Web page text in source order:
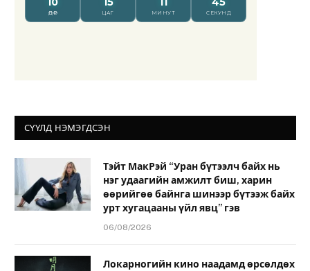
СҮҮЛД НЭМЭГДСЭН
Тэйт МакРэй “Уран бүтээлч байх нь
нэг удаагийн амжилт биш, харин
өөрийгөө байнга шинээр бүтээж байх
урт хугацааны үйл явц” гэв
06/08/2026
Локарногийн кино наадамд өрсөлдөх